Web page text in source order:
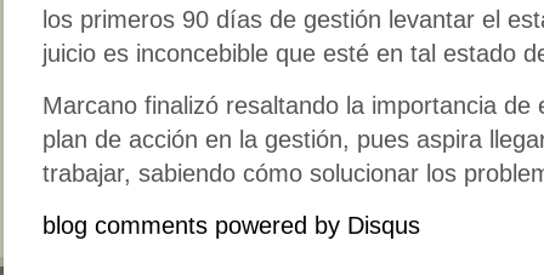
los primeros 90 días de gestión levantar el
juicio es inconcebible que esté en tal estado
Marcano finalizó resaltando la importancia de
plan de acción en la gestión, pues aspira
trabajar, sabiendo cómo solucionar los
blog comments powered by Disqus